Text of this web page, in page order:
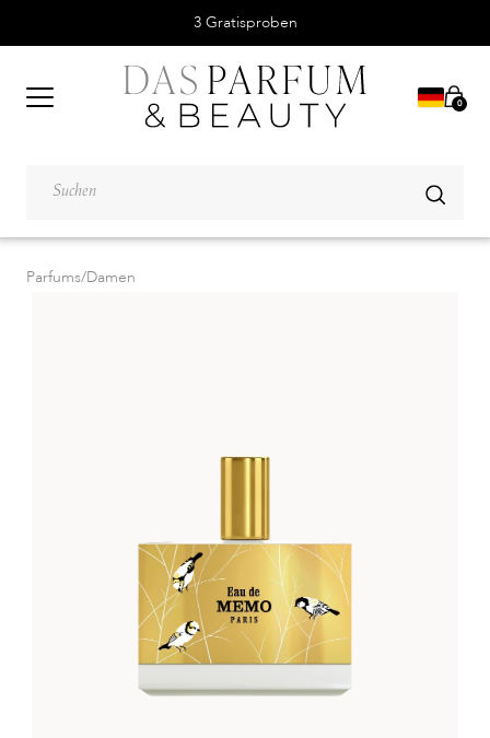
3 Gratisproben
0
Parfums/Damen